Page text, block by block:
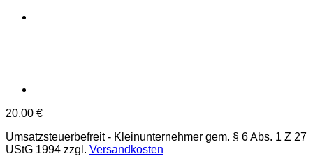
20,00 €
Umsatzsteuerbefreit - Kleinunternehmer gem. § 6 Abs. 1 Z 27
UStG 1994 zzgl. Versandkosten